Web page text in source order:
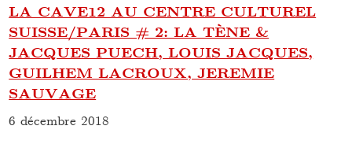
LA CAVE12 AU CENTRE CULTUREL
SUISSE/PARIS # 2: LA TÈNE &
JACQUES PUECH, LOUIS JACQUES,
GUILHEM LACROUX, JEREMIE
SAUVAGE
6 décembre 2018